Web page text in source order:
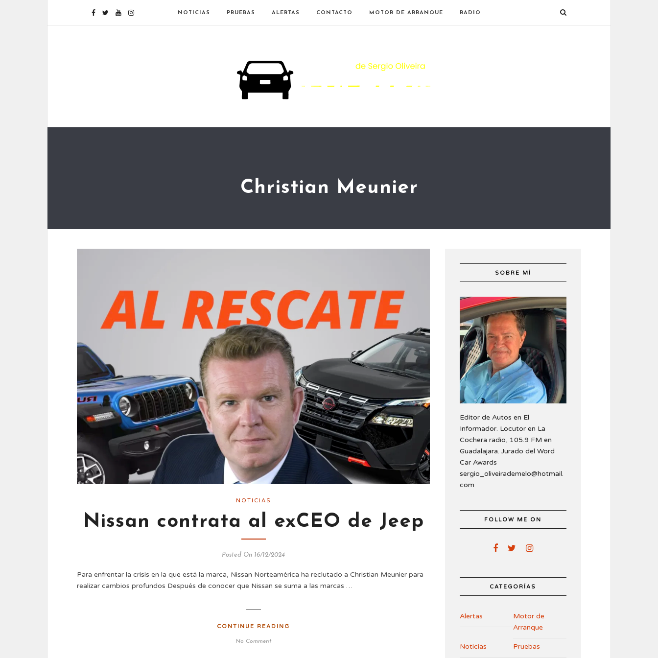
NOTICIAS PRUEBAS ALERTAS CONTACTO MOTOR DE ARRANQUE RADIO
Christian Meunier
NOTICIAS
Nissan contrata al exCEO de Jeep
Posted On 16/12/2024
Para enfrentar la crisis en la que está la marca, Nissan Norteamérica ha reclutado a Christian Meunier para
realizar cambios profundos Después de conocer que Nissan se suma a las marcas …
CONTINUE READING
No Comment
SOBRE MÍ
Editor de Autos en El
Informador. Locutor en La
Cochera radio, 105.9 FM en
Guadalajara. Jurado del Word
Car Awards
sergio_oliveirademelo@hotmail.
com
FOLLOW ME ON
CATEGORÍAS
Alertas
Motor de
Arranque
Noticias Pruebas